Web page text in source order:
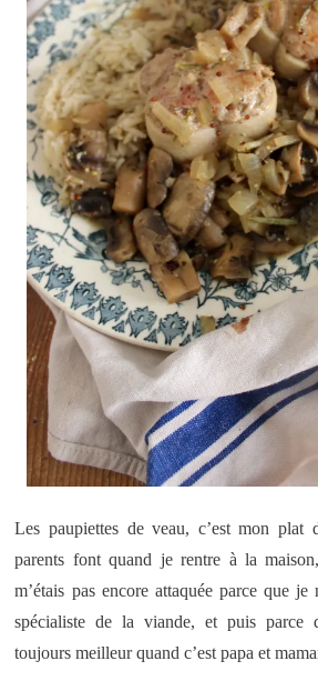
Les paupiettes de veau, c’est mon plat
parents font quand je rentre à la
m’étais pas encore attaquée parce que
spécialiste de la viande, et puis parce
toujours meilleur quand c’est papa et